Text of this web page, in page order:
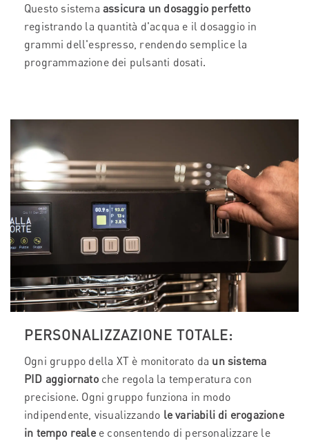
Questo sistema assicura un dosaggio perfetto
registrando la quantità d'acqua e il dosaggio in
grammi dell'espresso, rendendo semplice la
programmazione dei pulsanti dosati.
PERSONALIZZAZIONE TOTALE:
Ogni gruppo della XT è monitorato da un sistema
PID aggiornatoche regola la temperatura con
precisione. Ogni gruppo funziona in modo
indipendente, visualizzando le variabili di erogazione
in tempo realee consentendo di personalizzare le